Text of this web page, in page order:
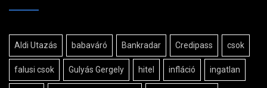
Aldi Utazás babaváró Bankradar Credipass csok
falusi csok Gulyás Gergely hitel infláció ingatlan